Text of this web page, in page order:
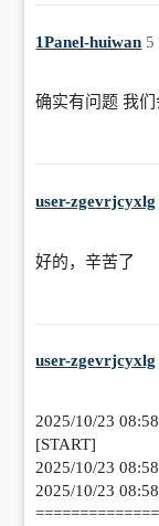
1Panel-huiwan 5
确实有问题 我
user-zgevrjcyxlg
好的，辛苦了
user-zgevrjcyxlg
2025/10/23
[START]
2025/10/23
2025/10/23